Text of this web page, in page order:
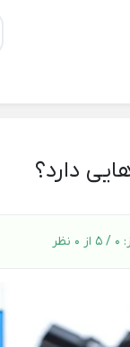
دارد؟
0 / 5 از 0 نظر